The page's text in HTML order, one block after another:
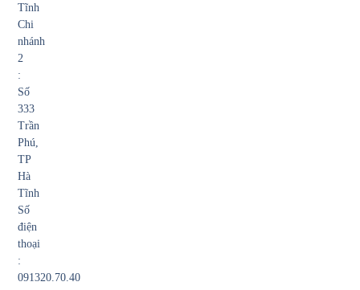
Tĩnh
Chi
nhánh
2
:
Số
333
Trần
Phú,
TP
Hà
Tĩnh
Số
điện
thoại
:
091320.70.40